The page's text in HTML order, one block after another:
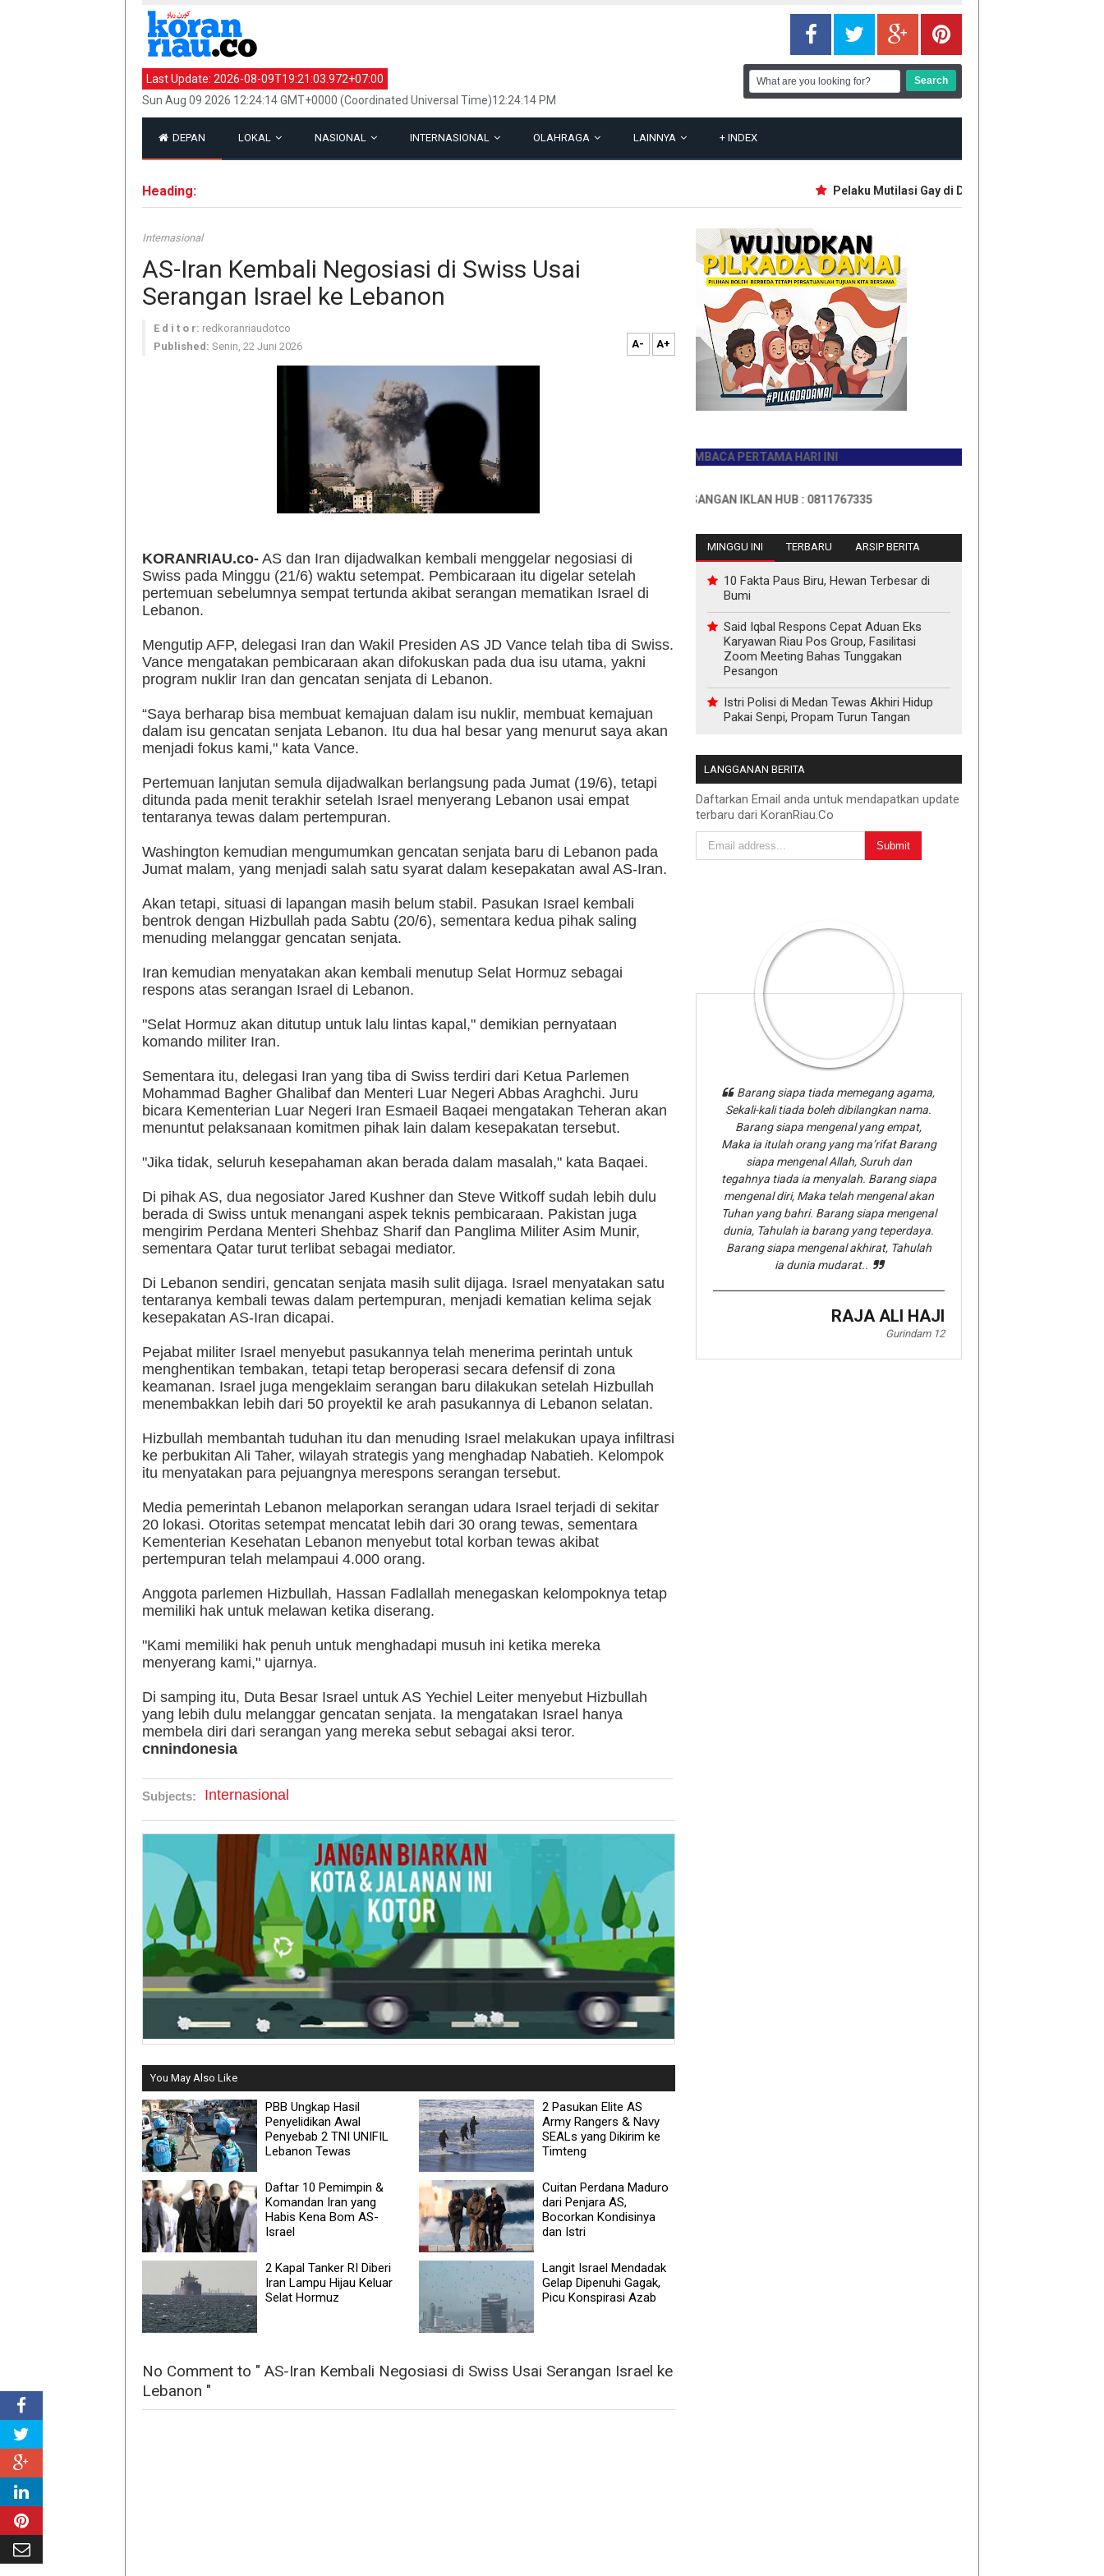
Last Update: 2026-08-09T19:21:03.972+07:00
Sun Aug 09 2026 12:24:14 GMT+0000 (Coordinated Universal Time)12:24:14 PM
DEPAN LOKAL NASIONAL INTERNASIONAL OLAHRAGA LAINNYA + INDEX
Heading: Pelaku Mutilasi Gay di Depok Pernah Jadi Guru
Internasional
AS-Iran Kembali Negosiasi di Swiss Usai
Serangan Israel ke Lebanon
E d i t o r: redkoranriaudotco
Published: Senin, 22 Juni 2026 A- A+
KORANRIAU.co- AS dan Iran dijadwalkan kembali menggelar negosiasi di
Swiss pada Minggu (21/6) waktu setempat. Pembicaraan itu digelar setelah
pertemuan sebelumnya sempat tertunda akibat serangan mematikan Israel di
Lebanon.
Mengutip AFP, delegasi Iran dan Wakil Presiden AS JD Vance telah tiba di Swiss.
Vance mengatakan pembicaraan akan difokuskan pada dua isu utama, yakni
program nuklir Iran dan gencatan senjata di Lebanon.
“Saya berharap bisa membuat kemajuan dalam isu nuklir, membuat kemajuan
dalam isu gencatan senjata Lebanon. Itu dua hal besar yang menurut saya akan
menjadi fokus kami," kata Vance.
Pertemuan lanjutan semula dijadwalkan berlangsung pada Jumat (19/6), tetapi
ditunda pada menit terakhir setelah Israel menyerang Lebanon usai empat
tentaranya tewas dalam pertempuran.
Washington kemudian mengumumkan gencatan senjata baru di Lebanon pada
Jumat malam, yang menjadi salah satu syarat dalam kesepakatan awal AS-Iran.
Akan tetapi, situasi di lapangan masih belum stabil. Pasukan Israel kembali
bentrok dengan Hizbullah pada Sabtu (20/6), sementara kedua pihak saling
menuding melanggar gencatan senjata.
Iran kemudian menyatakan akan kembali menutup Selat Hormuz sebagai
respons atas serangan Israel di Lebanon.
"Selat Hormuz akan ditutup untuk lalu lintas kapal," demikian pernyataan
komando militer Iran.
Sementara itu, delegasi Iran yang tiba di Swiss terdiri dari Ketua Parlemen
Mohammad Bagher Ghalibaf dan Menteri Luar Negeri Abbas Araghchi. Juru
bicara Kementerian Luar Negeri Iran Esmaeil Baqaei mengatakan Teheran akan
menuntut pelaksanaan komitmen pihak lain dalam kesepakatan tersebut.
"Jika tidak, seluruh kesepahaman akan berada dalam masalah," kata Baqaei.
Di pihak AS, dua negosiator Jared Kushner dan Steve Witkoff sudah lebih dulu
berada di Swiss untuk menangani aspek teknis pembicaraan. Pakistan juga
mengirim Perdana Menteri Shehbaz Sharif dan Panglima Militer Asim Munir,
sementara Qatar turut terlibat sebagai mediator.
Di Lebanon sendiri, gencatan senjata masih sulit dijaga. Israel menyatakan satu
tentaranya kembali tewas dalam pertempuran, menjadi kematian kelima sejak
kesepakatan AS-Iran dicapai.
Pejabat militer Israel menyebut pasukannya telah menerima perintah untuk
menghentikan tembakan, tetapi tetap beroperasi secara defensif di zona
keamanan. Israel juga mengeklaim serangan baru dilakukan setelah Hizbullah
menembakkan lebih dari 50 proyektil ke arah pasukannya di Lebanon selatan.
Hizbullah membantah tuduhan itu dan menuding Israel melakukan upaya infiltrasi
ke perbukitan Ali Taher, wilayah strategis yang menghadap Nabatieh. Kelompok
itu menyatakan para pejuangnya merespons serangan tersebut.
Media pemerintah Lebanon melaporkan serangan udara Israel terjadi di sekitar
20 lokasi. Otoritas setempat mencatat lebih dari 30 orang tewas, sementara
Kementerian Kesehatan Lebanon menyebut total korban tewas akibat
pertempuran telah melampaui 4.000 orang.
Anggota parlemen Hizbullah, Hassan Fadlallah menegaskan kelompoknya tetap
memiliki hak untuk melawan ketika diserang.
"Kami memiliki hak penuh untuk menghadapi musuh ini ketika mereka
menyerang kami," ujarnya.
Di samping itu, Duta Besar Israel untuk AS Yechiel Leiter menyebut Hizbullah
yang lebih dulu melanggar gencatan senjata. Ia mengatakan Israel hanya
membela diri dari serangan yang mereka sebut sebagai aksi teror.
cnnindonesia
Subjects: Internasional
You May Also Like
PBB Ungkap Hasil
Penyelidikan Awal
Penyebab 2 TNI UNIFIL
Lebanon Tewas
2 Pasukan Elite AS
Army Rangers & Navy
SEALs yang Dikirim ke
Timteng
Daftar 10 Pemimpin &
Komandan Iran yang
Habis Kena Bom AS-
Israel
Cuitan Perdana Maduro
dari Penjara AS,
Bocorkan Kondisinya
dan Istri
2 Kapal Tanker RI Diberi
Iran Lampu Hijau Keluar
Selat Hormuz
Langit Israel Mendadak
Gelap Dipenuhi Gagak,
Picu Konspirasi Azab
No Comment to " AS-Iran Kembali Negosiasi di Swiss Usai Serangan Israel ke
Lebanon "
JADILAH PEMBACA PERTAMA HARI INI
INFO PEMASANGAN IKLAN HUB : 0811767335
MINGGU INI TERBARU ARSIP BERITA
10 Fakta Paus Biru, Hewan Terbesar di
Bumi
Said Iqbal Respons Cepat Aduan Eks
Karyawan Riau Pos Group, Fasilitasi
Zoom Meeting Bahas Tunggakan
Pesangon
Istri Polisi di Medan Tewas Akhiri Hidup
Pakai Senpi, Propam Turun Tangan
LANGGANAN BERITA
Daftarkan Email anda untuk mendapatkan update
terbaru dari KoranRiau.Co
Barang siapa tiada memegang agama,
Sekali-kali tiada boleh dibilangkan nama.
Barang siapa mengenal yang empat,
Maka ia itulah orang yang ma’rifat Barang
siapa mengenal Allah, Suruh dan
tegahnya tiada ia menyalah. Barang siapa
mengenal diri, Maka telah mengenal akan
Tuhan yang bahri. Barang siapa mengenal
dunia, Tahulah ia barang yang teperdaya.
Barang siapa mengenal akhirat, Tahulah
ia dunia mudarat..
RAJA ALI HAJI
Gurindam 12